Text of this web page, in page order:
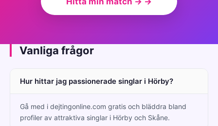
Vanliga frågor
Hur hittar jag passionerade singlar i Hörby?
Gå med i dejtingonline.com gratis och bläddra bland
profiler av attraktiva singlar i Hörby och Skåne.